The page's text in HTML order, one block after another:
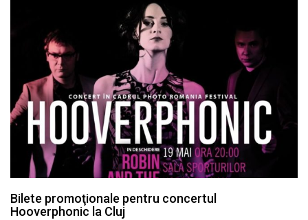
Bilete promoţionale pentru concertul
Hooverphonic la Cluj